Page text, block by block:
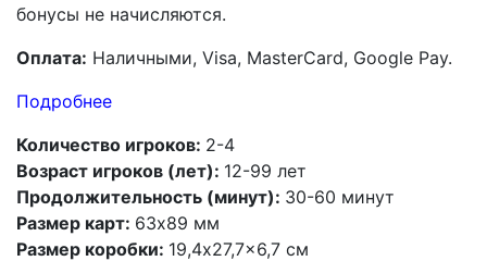
бонусы не начисляются.
Оплата: Наличными, Visa, MasterCard, Google Pay.
Подробнее
Количество игроков: 2-4
Возраст игроков (лет): 12-99 лет
Продолжительность (минут): 30-60 минут
Размер карт: 63х89 мм
Размер коробки: 19,4x27,7x6,7 см